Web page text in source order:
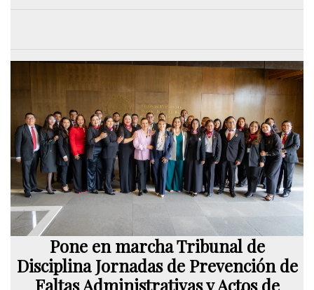
Pone en marcha Tribunal de
Disciplina Jornadas de Prevención de
Faltas Administrativas y Actos de